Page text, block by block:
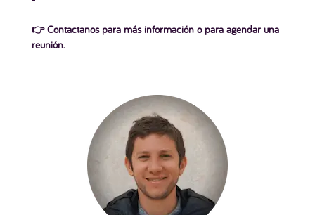
👉 Contactanos para más información o para agendar una
reunión.